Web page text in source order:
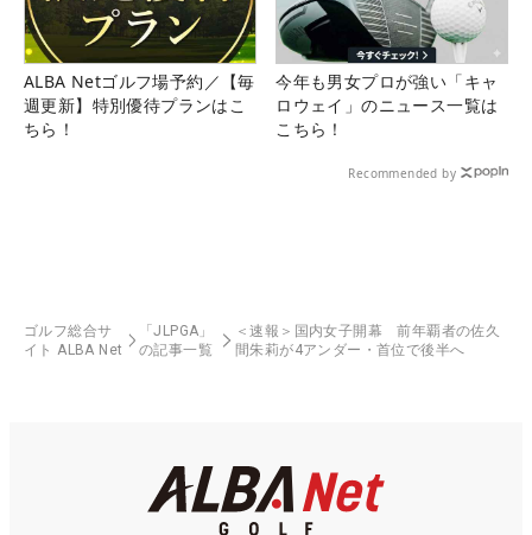
ALBA Netゴルフ場予約／【毎
週更新】特別優待プランはこ
ちら！
今年も男女プロが強い「キャ
ロウェイ」のニュース一覧は
こちら！
Recommended by
ゴルフ総合サ
イト ALBA Net
「JLPGA」
の記事一覧
＜速報＞国内女子開幕 前年覇者の佐久
間朱莉が4アンダー・首位で後半へ